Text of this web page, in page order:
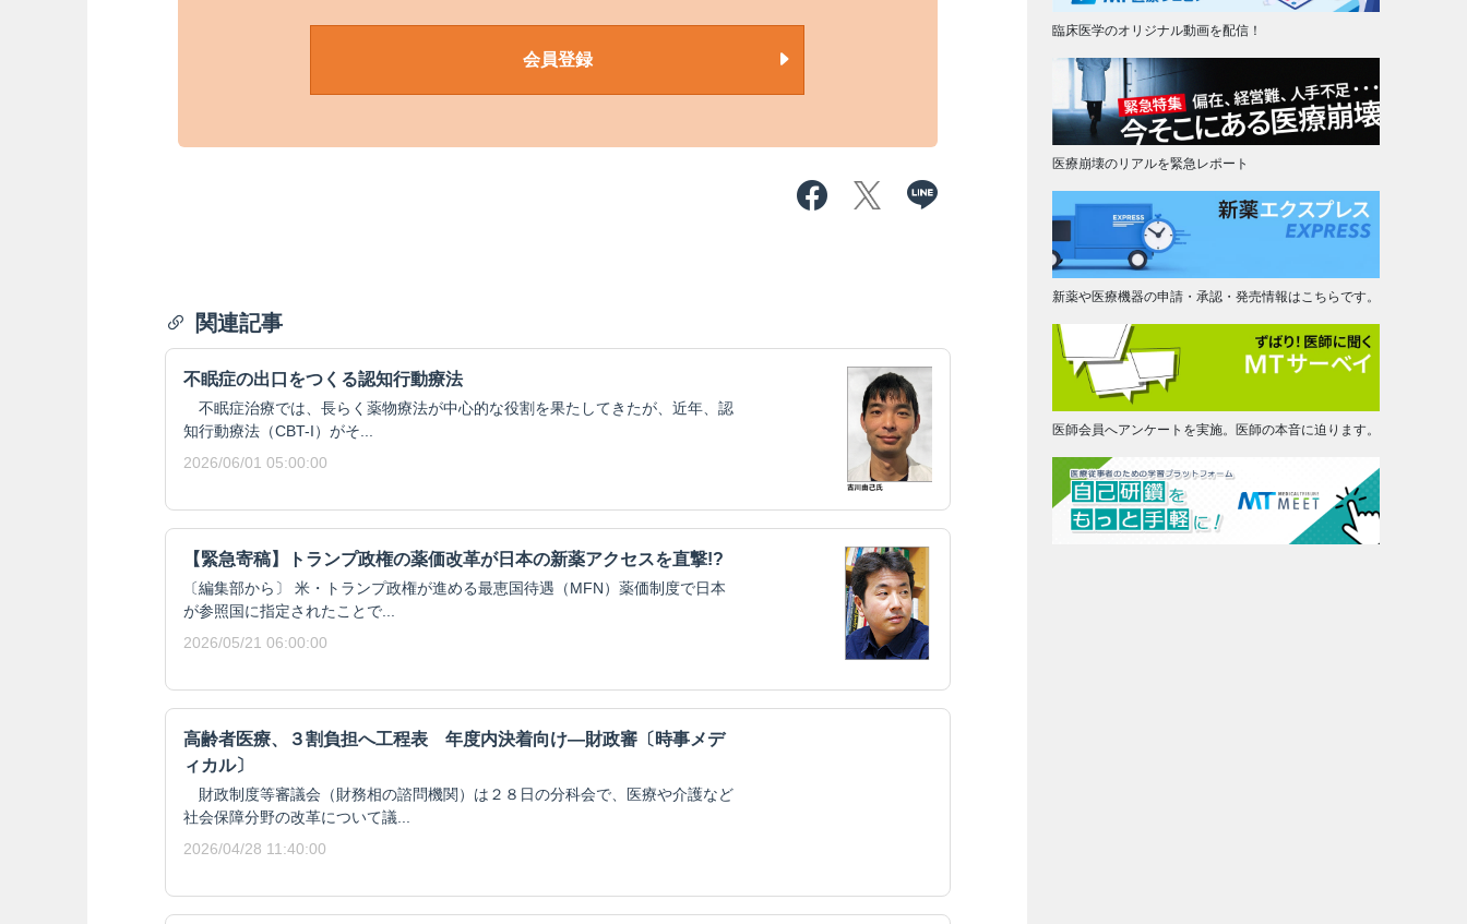
会員登録
関連記事
不眠症の出口をつくる認知行動療法
不眠症治療では、長らく薬物療法が中心的な役割を果たしてきたが、近年、認
知行動療法（CBT-I）がそ...
2026/06/01 05:00:00
【緊急寄稿】トランプ政権の薬価改革が日本の新薬アクセスを直撃!?
〔編集部から〕 米・トランプ政権が進める最恵国待遇（MFN）薬価制度で日本
が参照国に指定されたことで...
2026/05/21 06:00:00
高齢者医療、３割負担へ工程表 年度内決着向け―財政審〔時事メデ
ィカル〕
財政制度等審議会（財務相の諮問機関）は２８日の分科会で、医療や介護など
社会保障分野の改革について議...
2026/04/28 11:40:00
臨床医学のオリジナル動画を配信！
医療崩壊のリアルを緊急レポート
新薬や医療機器の申請・承認・発売情報はこちらです。
医師会員へアンケートを実施。医師の本音に迫ります。